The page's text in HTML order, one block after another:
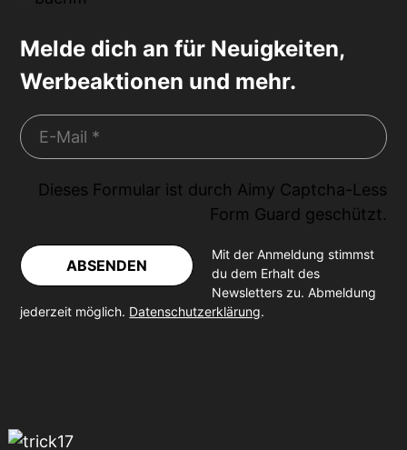
Melde dich an für Neuigkeiten,
Werbeaktionen und mehr.
Dieses Formular ist durch Aimy Captcha-Less
Form Guard geschützt.
ABSENDEN
Mit der Anmeldung stimmst
du dem Erhalt des
Newsletters zu. Abmeldung
jederzeit möglich. Datenschutzerklärung.